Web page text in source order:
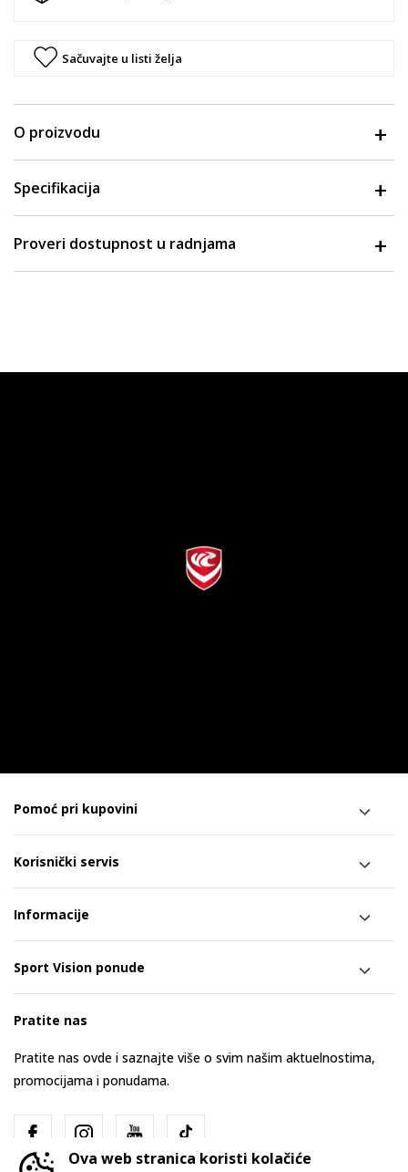
Sačuvajte u listi želja
O proizvodu
Specifikacija
Proveri dostupnost u radnjama
Pomoć pri kupovini
Korisnički servis
Informacije
Sport Vision ponude
Pratite nas
Pratite nas ovde i saznajte više o svim našim aktuelnostima,
promocijama i ponudama.
Ova web stranica koristi kolačiće